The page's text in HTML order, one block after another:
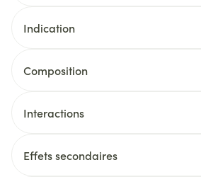
Indication
Composition
Interactions
Effets secondaires